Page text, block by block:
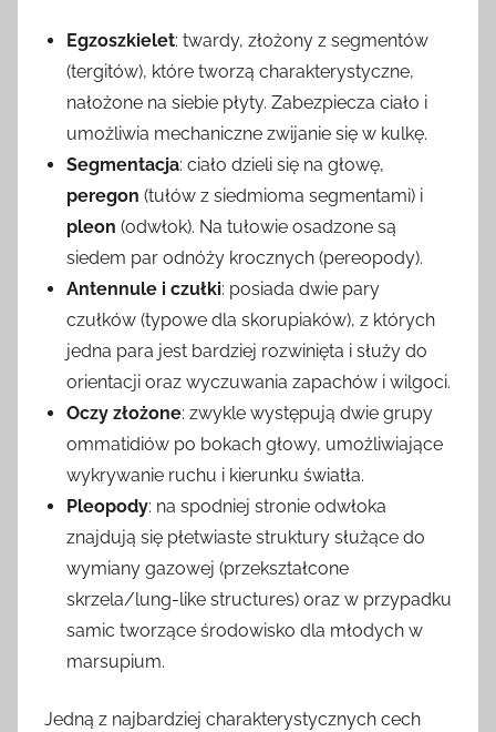
Egzoszkielet: twardy, złożony z segmentów
(tergitów), które tworzą charakterystyczne,
nałożone na siebie płyty. Zabezpiecza ciało i
umożliwia mechaniczne zwijanie się w kulkę.
Segmentacja: ciało dzieli się na głowę,
peregon (tułów z siedmioma segmentami) i
pleon (odwłok). Na tułowie osadzone są
siedem par odnóży krocznych (pereopody).
Antennule i czułki: posiada dwie pary
czułków (typowe dla skorupiaków), z których
jedna para jest bardziej rozwinięta i służy do
orientacji oraz wyczuwania zapachów i wilgoci.
Oczy złożone: zwykle występują dwie grupy
ommatidiów po bokach głowy, umożliwiające
wykrywanie ruchu i kierunku światła.
Pleopody: na spodniej stronie odwłoka
znajdują się płetwiaste struktury służące do
wymiany gazowej (przekształcone
skrzela/lung-like structures) oraz w przypadku
samic tworzące środowisko dla młodych w
marsupium.
Jedną z najbardziej charakterystycznych cech